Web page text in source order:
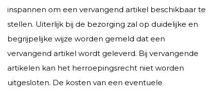
inspannen om een vervangend artikel beschikbaar te
stellen. Uiterlijk bij de bezorging zal op duidelijke en
begrijpelijke wijze worden gemeld dat een
vervangend artikel wordt geleverd. Bij vervangende
artikelen kan het herroepingsrecht niet worden
uitgesloten. De kosten van een eventuele